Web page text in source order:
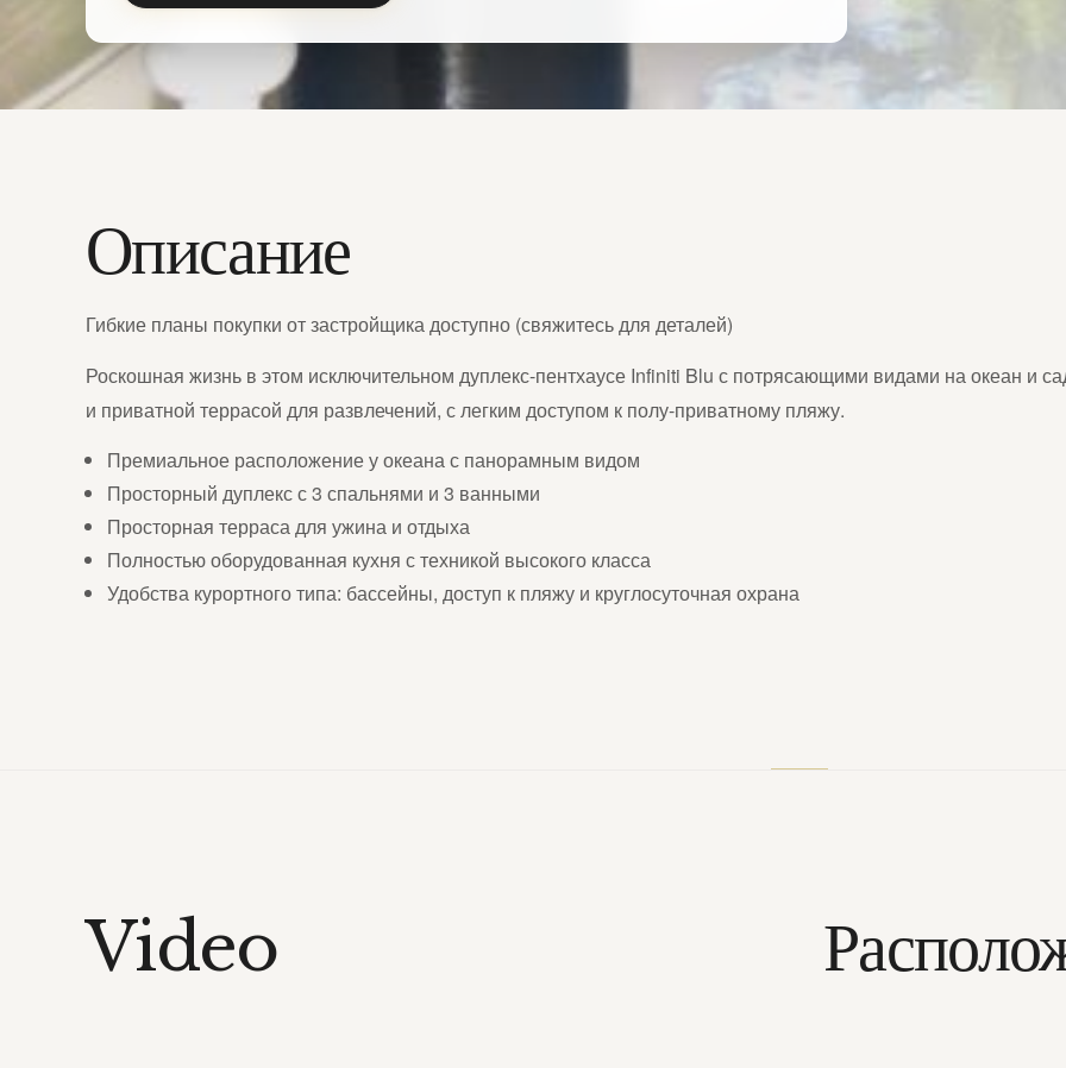
Описание
Гибкие планы покупки от застройщика доступно (свяжитесь для деталей)
Роскошная жизнь в этом исключительном дуплекс-пентхаусе Infiniti Blu с потрясающими видами на океан и
и приватной террасой для развлечений, с легким доступом к полу-приватному пляжу.
Премиальное расположение у океана с панорамным видом
Просторный дуплекс с 3 спальнями и 3 ванными
Просторная терраса для ужина и отдыха
Полностью оборудованная кухня с техникой высокого класса
Удобства курортного типа: бассейны, доступ к пляжу и круглосуточная охрана
Video